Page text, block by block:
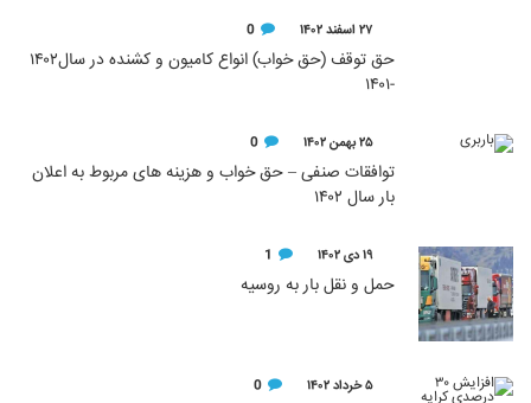
۲۷ اسفند ۱۴۰۲ 0
حق توقف (حق خواب) انواع کامیون و کشنده در سال۱۴۰۲
-۱۴۰۱
۲۵ بهمن ۱۴۰۲ 0
توافقات صنفی – حق خواب و هزینه های مربوط به اعلان
بار سال ۱۴۰۲
۱۹ دی ۱۴۰۲ 1
حمل و نقل بار به روسیه
۵ خرداد ۱۴۰۲ 0